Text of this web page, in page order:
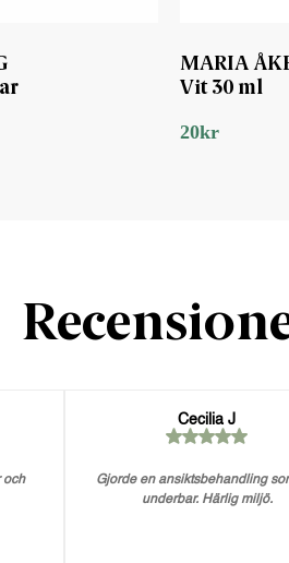
MARIA
Vit 30 ml
20kr
och
Cecilia J
Gjorde en ansiktsbehandling
underbar. Härlig miljö.